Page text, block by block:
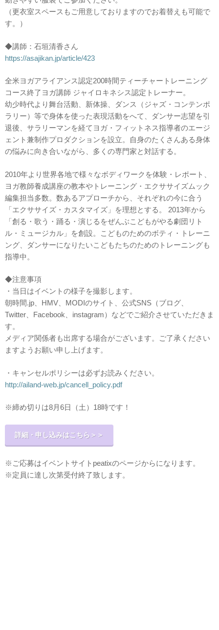
（更衣室スペースもご用意しておりますのでお着替えも可能で
す。）
◆講師：石垣清香さん
https://asajikan.jp/article/423
全米ヨガアライアンス認定200時間ティーチャートレーニング
コース終了ヨガ講師 ジャイロキネシス認定トレーナー。
幼少時代より舞台活動、新体操、ダンス（ジャズ・コンテンポ
ラリー）等で身体を使った表現活動をへて、ダンサー志望を引
退後、サラリーマンを経てヨガ・フィットネス指導者のエージ
ェント兼制作プロダクションを設立。自身のたくさんある身体
の悩みに向き合いながら、多くの専門家と対話する。
2010年より世界各地で様々なボディワークを体験・レポート、
ヨガ教師養成講座の教本やトレーニング・エクササイズムック
編集担当多数。数あるアプローチから、それぞれの今に合う
「エクササイズ・カスタマイズ」を理想とする。 2013年から
「創る・歌う・踊る・演じるをぜんぶこどもがやる劇団リト
ル・ミュージカル」を創設。こどものためのボティ・トレーニ
ング、ダンサーになりたいこどもたちのためのトレーニングも
指導中。
◆注意事項
・当日はイベントの様子を撮影します。
朝時間.jp、HMV、MODIのサイト、公式SNS（ブログ、
Twitter、Facebook、instagram）などでご紹介させていただきま
す。
メディア関係者も出席する場合がございます。ご了承ください
ますようお願い申し上げます。
・キャンセルポリシーは必ずお読みください。
http://ailand-web.jp/cancell_policy.pdf
※締め切りは8月6日（土）18時です！
詳細・申し込みはこちら＞＞
※ご応募はイベントサイトpeatixのページからになります。
※定員に達し次第受付終了致します。